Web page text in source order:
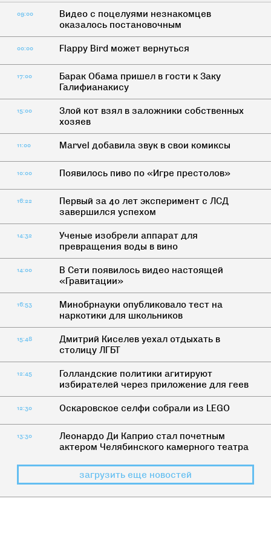
09:00
Видео с поцелуями незнакомцев
оказалось постановочным
00:00 Flappy Bird может вернуться
17:00
Барак Обама пришел в гости к Заку
Галифианакису
15:00
Злой кот взял в заложники собственных
хозяев
11:00 Marvel добавила звук в свои комиксы
10:00 Появилось пиво по «Игре престолов»
16:22
Первый за 40 лет эксперимент с ЛСД
завершился успехом
14:32
Ученые изобрели аппарат для
превращения воды в вино
14:00
В Сети появилось видео настоящей
«Гравитации»
16:53
Минобрнауки опубликовало тест на
наркотики для школьников
15:48
Дмитрий Киселев уехал отдыхать в
столицу ЛГБТ
12:45
Голландские политики агитируют
избирателей через приложение для геев
12:30 Оскаровское селфи собрали из LEGO
13:30
Леонардо Ди Каприо стал почетным
актером Челябинского камерного театра
загрузить еще новостей